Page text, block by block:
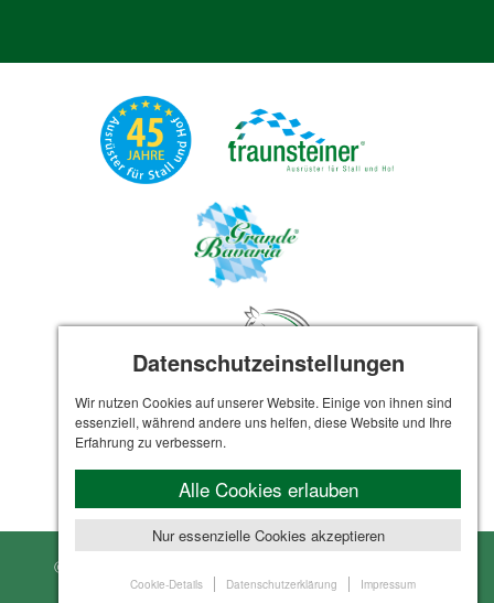
© Sebastian Traunsteiner GmbH · Gestaltung und
Realisation:VIEWTO MEDIA
Datenschutzeinstellungen
Wir nutzen Cookies auf unserer Website. Einige von ihnen sind
essenziell, während andere uns helfen, diese Website und Ihre
Erfahrung zu verbessern.
Alle Cookies erlauben
Nur essenzielle Cookies akzeptieren
Cookie-Details Datenschutzerklärung Impressum